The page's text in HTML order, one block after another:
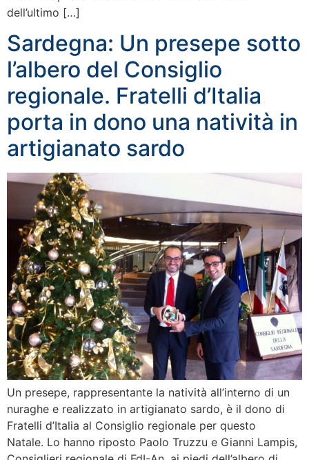
dell’ultimo […]
Sardegna: Un presepe sotto
l’albero del Consiglio
regionale. Fratelli d’Italia
porta in dono una natività in
artigianato sardo
Un presepe, rappresentante la natività all’interno di un
nuraghe e realizzato in artigianato sardo, è il dono di
Fratelli d’Italia al Consiglio regionale per questo
Natale. Lo hanno riposto Paolo Truzzu e Gianni Lampis,